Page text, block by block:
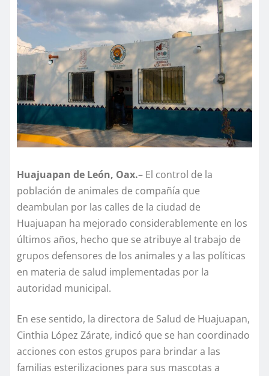
Huajuapan de León, Oax.– El control de la
población de animales de compañía que
deambulan por las calles de la ciudad de
Huajuapan ha mejorado considerablemente en los
últimos años, hecho que se atribuye al trabajo de
grupos defensores de los animales y a las políticas
en materia de salud implementadas por la
autoridad municipal.
En ese sentido, la directora de Salud de Huajuapan,
Cinthia López Zárate, indicó que se han coordinado
acciones con estos grupos para brindar a las
familias esterilizaciones para sus mascotas a